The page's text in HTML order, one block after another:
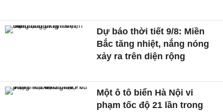
Dự báo thời tiết 9/8: Miền
Bắc tăng nhiệt, nắng nóng
xảy ra trên diện rộng
Một ô tô biển Hà Nội vi
phạm tốc độ 21 lần trong